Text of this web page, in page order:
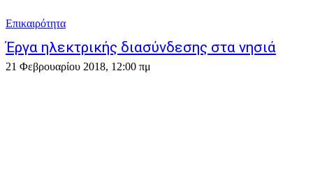
Επικαιρότητα
Έργα ηλεκτρικής διασύνδεσης στα νησιά
21 Φεβρουαρίου 2018, 12:00 πμ